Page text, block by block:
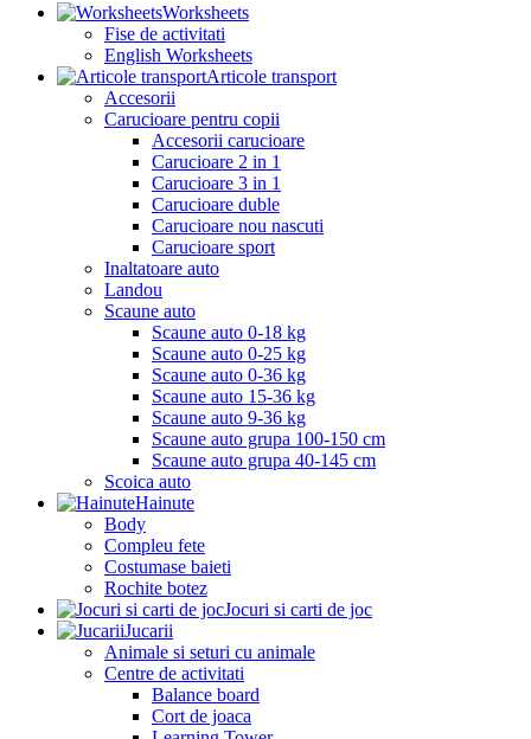
Worksheets
Fise de activitati
English Worksheets
Articole transport
Accesorii
Carucioare pentru copii
Accesorii carucioare
Carucioare 2 in 1
Carucioare 3 in 1
Carucioare duble
Carucioare nou nascuti
Carucioare sport
Inaltatoare auto
Landou
Scaune auto
Scaune auto 0-18 kg
Scaune auto 0-25 kg
Scaune auto 0-36 kg
Scaune auto 15-36 kg
Scaune auto 9-36 kg
Scaune auto grupa 100-150 cm
Scaune auto grupa 40-145 cm
Scoica auto
Hainute
Body
Compleu fete
Costumase baieti
Rochite botez
Jocuri si carti de joc
Jucarii
Animale si seturi cu animale
Centre de activitati
Balance board
Cort de joaca